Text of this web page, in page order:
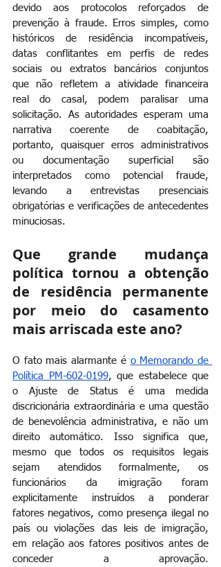
devido aos protocolos reforçados de
prevenção à fraude. Erros simples, como
históricos de residência incompatíveis,
datas conflitantes em perfis de redes
sociais ou extratos bancários conjuntos
que não refletem a atividade financeira
real do casal, podem paralisar uma
solicitação. As autoridades esperam uma
narrativa coerente de coabitação,
portanto, quaisquer erros administrativos
ou documentação superficial são
interpretados como potencial fraude,
levando a entrevistas presenciais
obrigatórias e verificações de antecedentes
minuciosas.
Que grande mudança
política tornou a obtenção
de residência permanente
por meio do casamento
mais arriscada este ano?
O fato mais alarmante é o Memorando de
Política PM-602-0199, que estabelece que
o Ajuste de Status é uma medida
discricionária extraordinária e uma questão
de benevolência administrativa, e não um
direito automático. Isso significa que,
mesmo que todos os requisitos legais
sejam atendidos formalmente, os
funcionários da imigração foram
explicitamente instruídos a ponderar
fatores negativos, como presença ilegal no
país ou violações das leis de imigração,
em relação aos fatores positivos antes de
conceder a aprovação.